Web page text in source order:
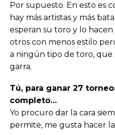
Por supuesto. En esto es
hay más artistas y más
esperan su toro y lo
otros con menos estilo
a ningún tipo de toro, que
garra.
Tú, para ganar 27
completo…
Yo procuro dar la cara
permite, me gusta hacer